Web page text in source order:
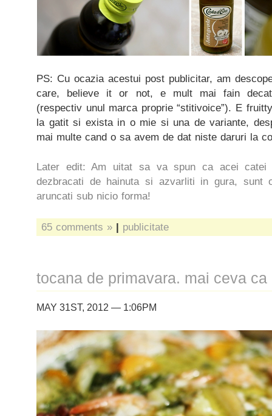
PS: Cu ocazia acestui post publicitar, am
care, believe it or not, e mult mai fain
(respectiv unul marca proprie “stitivoice”). E
la gatit si exista in o mie si una de variante,
mai multe cand o sa avem de dat niste daruri la
Later edit: Am uitat sa va spun ca acei
dezbracati de hainuta si azvarliti in gura, sunt
aruncati sub nicio forma!
65 comments » | publicitate
tocana de primavara. mai ceva ca
MAY 31ST, 2012 — 1:06PM